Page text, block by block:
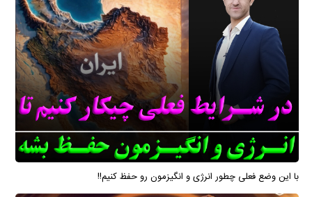
با این وضع فعلی چطور انرژی و انگیزمون رو حفظ کنیم!!